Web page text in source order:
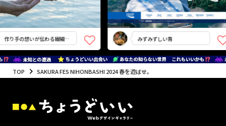
り手の想いが伝わる繊細で
寧なデザイン
みずみずしい青
TOP SAKURA FES NIHONBASHI 2024 春を遊ばせ。